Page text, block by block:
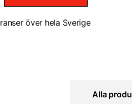
över hela Sverige
Alla